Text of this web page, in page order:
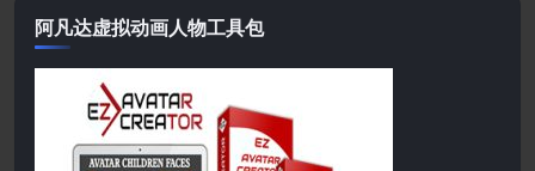
阿凡达虚拟动画人物工具包